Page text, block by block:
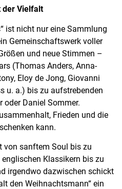
der Vielfalt
ist nicht nur eine Sammlung
Gemeinschaftswerk voller
und neue Stimmen –
(Thomas Anders, Anna-
Eloy de Jong, Giovanni
u. a.) bis zu aufstrebenden
oder Daniel Sommer.
Frieden und die
kann.
von sanftem Soul bis zu
Klassikern bis zu
irgendwo dazwischen schickt
den Weihnachtsmann“ ein